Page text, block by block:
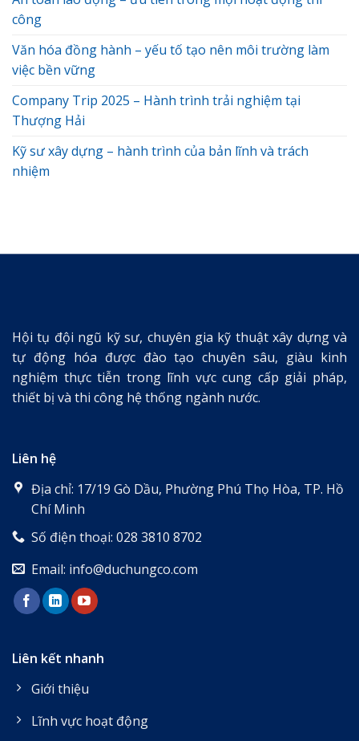
công
Văn hóa đồng hành – yếu tố tạo nên môi trường làm
việc bền vững
Company Trip 2025 – Hành trình trải nghiệm tại
Thượng Hải
Kỹ sư xây dựng – hành trình của bản lĩnh và trách
nhiệm
Hội tụ đội ngũ kỹ sư, chuyên gia kỹ thuật xây dựng và
tự động hóa được đào tạo chuyên sâu, giàu kinh
nghiệm thực tiễn trong lĩnh vực cung cấp giải pháp,
thiết bị và thi công hệ thống ngành nước.
Liên hệ
Địa chỉ: 17/19 Gò Dầu, Phường Phú Thọ Hòa, TP. Hồ
Chí Minh
Số điện thoại: 028 3810 8702
Email: info@duchungco.com
Liên kết nhanh
Giới thiệu
Lĩnh vực hoạt động